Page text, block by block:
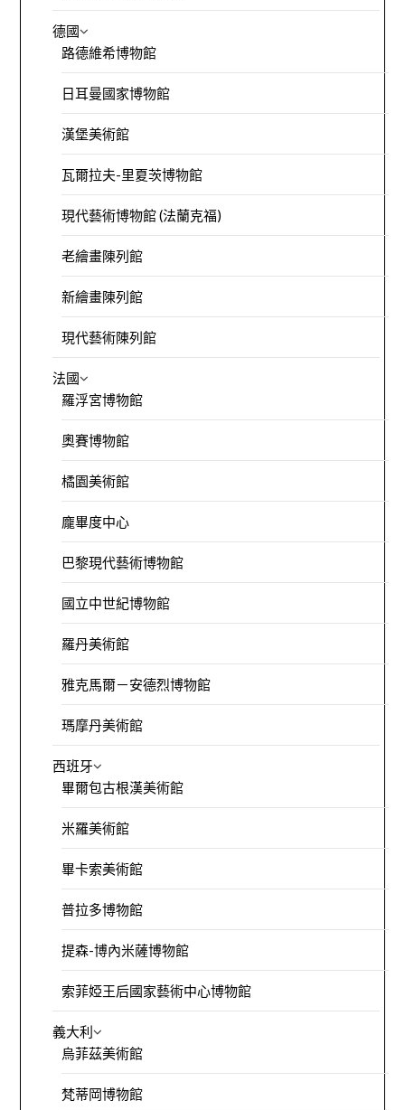
德國
路德維希博物館
日耳曼國家博物館
漢堡美術館
瓦爾拉夫-里夏茨博物館
現代藝術博物館 (法蘭克福)
老繪畫陳列館
新繪畫陳列館
現代藝術陳列館
法國
羅浮宮博物館
奧賽博物館
橘園美術館
龐畢度中心
巴黎現代藝術博物館
國立中世紀博物館
羅丹美術館
雅克馬爾－安德烈博物館
瑪摩丹美術館
西班牙
畢爾包古根漢美術館
米羅美術館
畢卡索美術館
普拉多博物館
提森-博內米薩博物館
索菲婭王后國家藝術中心博物館
義大利
烏菲茲美術館
梵蒂岡博物館